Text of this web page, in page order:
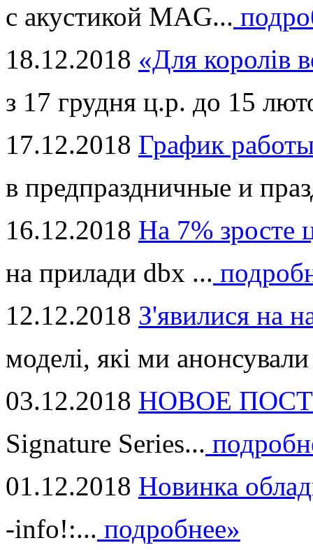
с акустикой MAG...
18.12.2018 «Для королів
з 17 грудня ц.р. до 15
17.12.2018 График
в предпраздничные и
16.12.2018 На 7% зросте
на прилади dbx ...
12.12.2018 З'явилися на
моделі, які ми
03.12.2018 НОВОЕ
Signature Series...
01.12.2018 Новинка
-info!:... подробнее»